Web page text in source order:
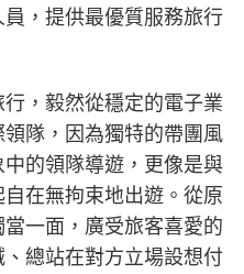
，提供最優質服務旅行
，毅然從穩定的電子業
隊，因為獨特的帶團風
的領隊導遊，更像是與
在無拘束地出遊。從原
一面，廣受旅客喜愛的
總站在對方立場設想付